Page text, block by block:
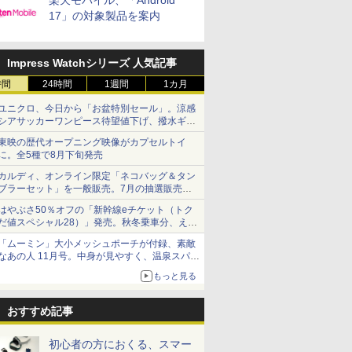
17」の対象製品を案内
Impress Watchシリーズ 人気記事
24時間 1週間 1カ月
ニクロ、今日から「お盆特別セール」。涼感
アサッカーワンピース待望値下げ、撥水ギア
ョーツは1990円に
映の歴代オープニング映像がカプセルトイ
。全5種で8月下旬発売
ルディ、オンライン限定「ネコバッグ＆タン
ラーセット」を一般販売。7月の抽選販売の
選無効分
やぶさ50％オフの「新幹線eチケット（トク
値スペシャル28）」発売。秋冬乗車分、えき
っと限定
ムーミン」大小メッシュポーチが付録、素敵
あの人 11月号。中身が見やすく、温泉スパに
もっと見る
おすすめ記事
初心者の方におくる、スマー